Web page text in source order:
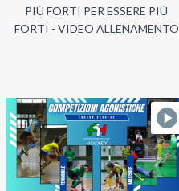
PIÙ FORTI PER ESSERE PIÙ
FORTI - VIDEO ALLENAMENTO